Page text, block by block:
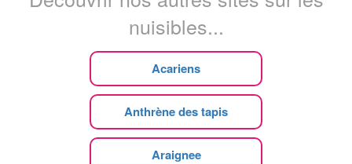
nuisibles...
Acariens
Anthrène des tapis
Araignee